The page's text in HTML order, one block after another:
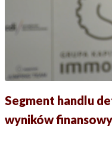
Segment handlu
wyników